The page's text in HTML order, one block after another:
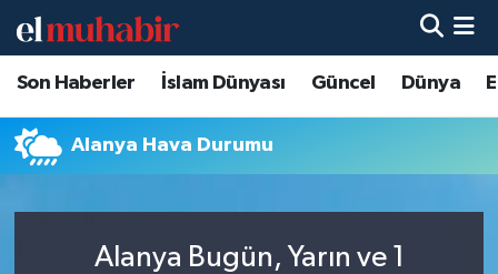
Son Haberler İslam Dünyası Güncel Dünya
Alanya Hava Durumu
Alanya Bugün, Yarın ve 1
Hava Durumu
Trafik Durumu
Tüm Manşetler